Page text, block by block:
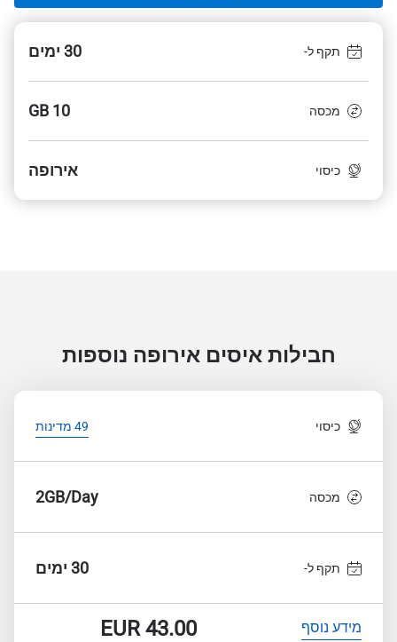
תקף ל- 30 ימים
מכסה 10 GB
כיסוי אירופה
חבילות איסים אירופה נוספות
כיסוי 49 מדינות
מכסה 2GB/Day
תקף ל- 30 ימים
מידע נוסף EUR43.00